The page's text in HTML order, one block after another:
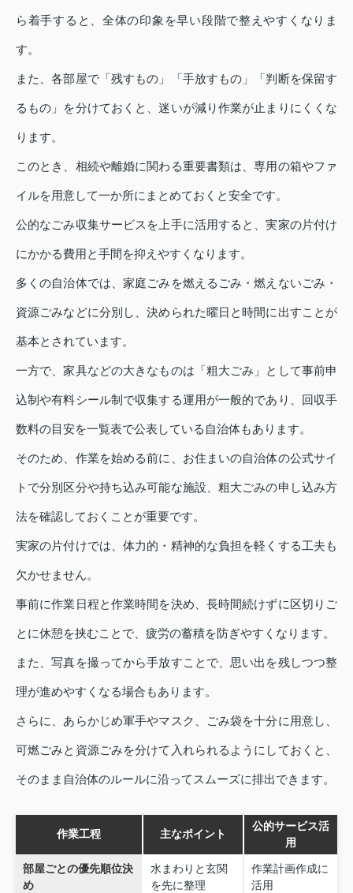
ら着手すると、全体の印象を早い段階で整えやすくなりま
す。
また、各部屋で「残すもの」「手放すもの」「判断を保留す
るもの」を分けておくと、迷いが減り作業が止まりにくくな
ります。
このとき、相続や離婚に関わる重要書類は、専用の箱やファ
イルを用意して一か所にまとめておくと安全です。
公的なごみ収集サービスを上手に活用すると、実家の片付け
にかかる費用と手間を抑えやすくなります。
多くの自治体では、家庭ごみを燃えるごみ・燃えないごみ・
資源ごみなどに分別し、決められた曜日と時間に出すことが
基本とされています。
一方で、家具などの大きなものは「粗大ごみ」として事前申
込制や有料シール制で収集する運用が一般的であり、回収手
数料の目安を一覧表で公表している自治体もあります。
そのため、作業を始める前に、お住まいの自治体の公式サイ
トで分別区分や持ち込み可能な施設、粗大ごみの申し込み方
法を確認しておくことが重要です。
実家の片付けでは、体力的・精神的な負担を軽くする工夫も
欠かせません。
事前に作業日程と作業時間を決め、長時間続けずに区切りご
とに休憩を挟むことで、疲労の蓄積を防ぎやすくなります。
また、写真を撮ってから手放すことで、思い出を残しつつ整
理が進めやすくなる場合もあります。
さらに、あらかじめ軍手やマスク、ごみ袋を十分に用意し、
可燃ごみと資源ごみを分けて入れられるようにしておくと、
そのまま自治体のルールに沿ってスムーズに排出できます。
作業工程 主なポイント
公的サービス活
用
部屋ごとの優先順位決
め
水まわりと玄関
を先に整理
作業計画作成に
活用